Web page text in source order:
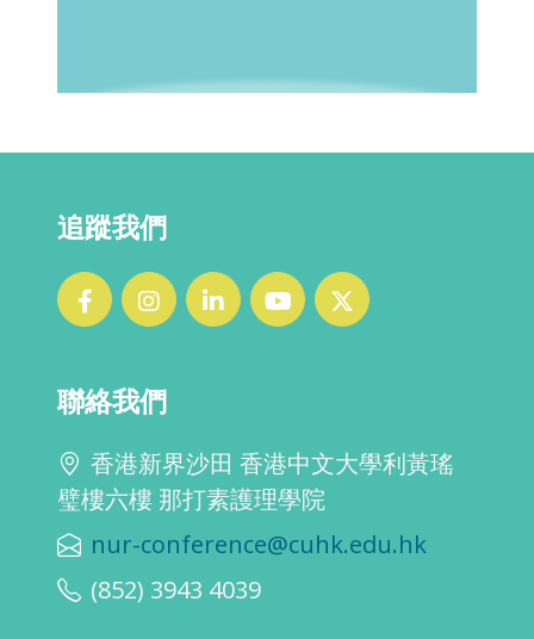
追蹤我們
聯絡我們
香港新界沙田 香港中文大學利黃瑤
璧樓六樓 那打素護理學院
nur-conference@cuhk.edu.hk
(852) 3943 4039